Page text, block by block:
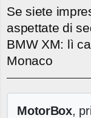
Se siete
aspettate di
BMW XM: lì
Monaco
MotorBox,